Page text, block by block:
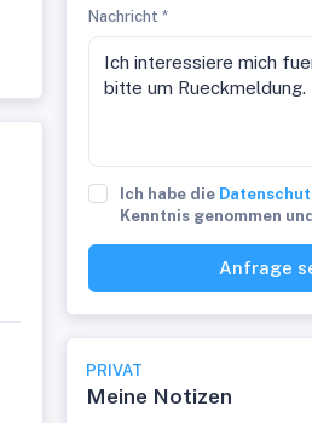
Nachricht *
Ich habe die
Kenntnis genommen
Anfrage
PRIVAT
Meine Notizen